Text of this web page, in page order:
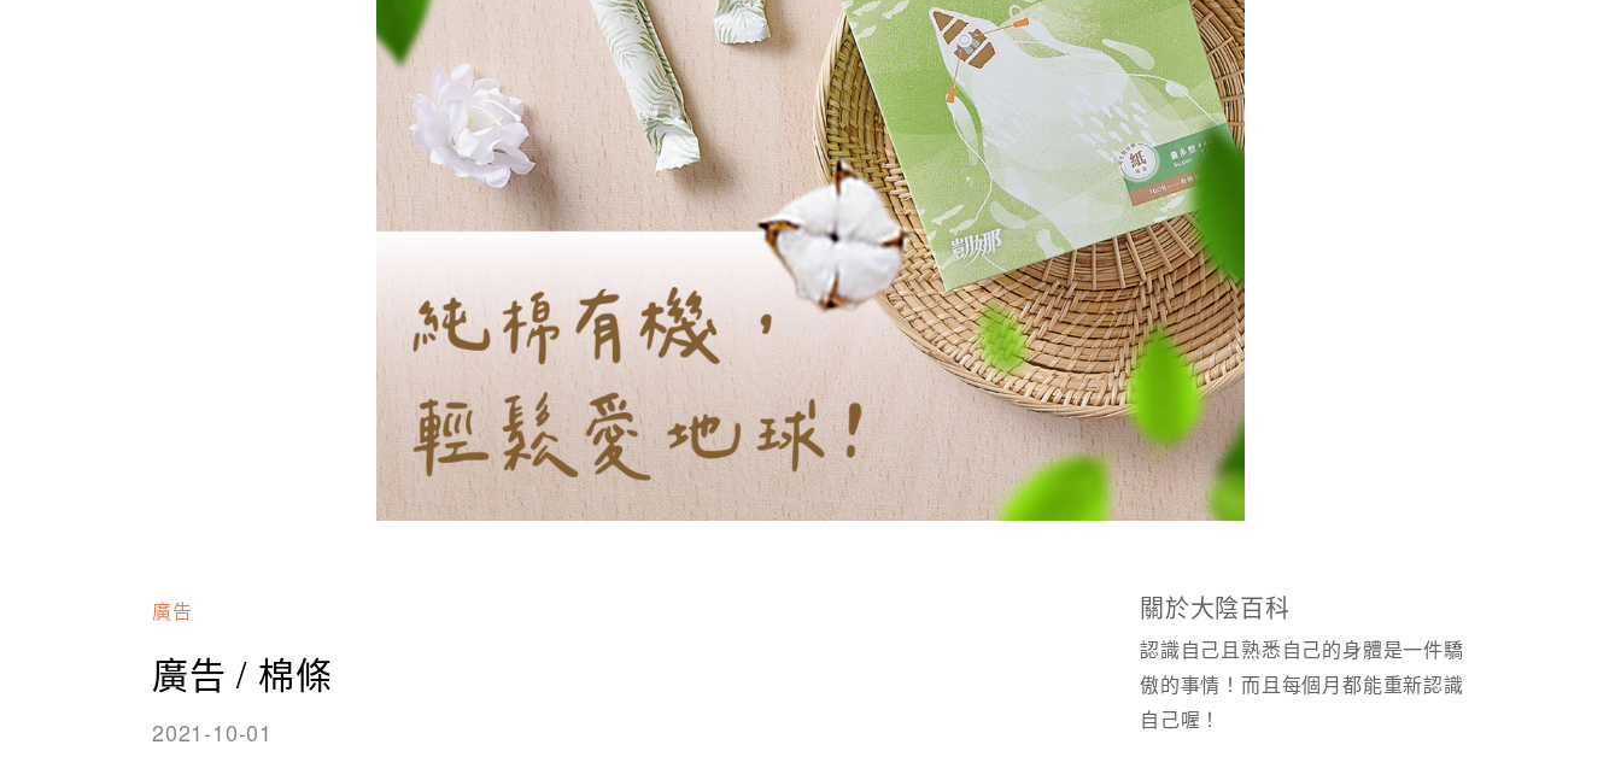
廣告
廣告 / 棉條
2021-10-01
關於大陰百科
認識自己且熟悉自己的身體是一件驕
傲的事情！而且每個月都能重新認識
自己喔！